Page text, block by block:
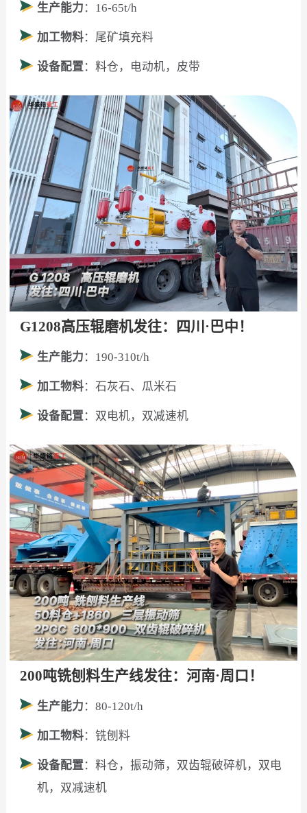
生产能力 ：16-65t/h
加工物料：尾矿填充料
设备配置：料仓，电动机，皮带
G1208高压辊磨机发往：四川·巴中！
生产能力 ：190-310t/h
加工物料：石灰石、瓜米石
设备配置：双电机，双减速机
200吨铣刨料生产线发往：河南·周口！
生产能力 ：80-120t/h
加工物料：铣刨料
设备配置：料仓，振动筛，双齿辊破碎机，双电
机，双减速机